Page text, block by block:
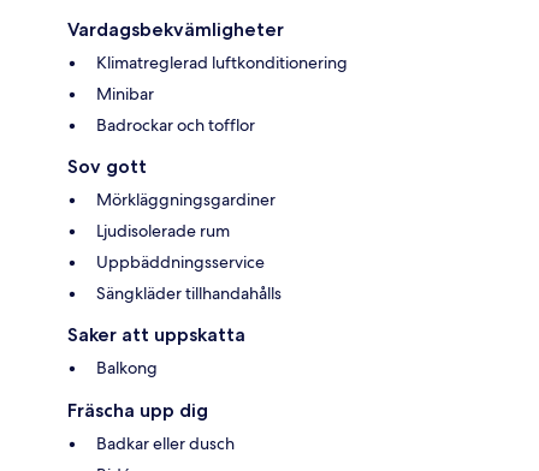
Vardagsbekvämligheter
Klimatreglerad luftkonditionering
Minibar
Badrockar och tofflor
Sov gott
Mörkläggningsgardiner
Ljudisolerade rum
Uppbäddningsservice
Sängkläder tillhandahålls
Saker att uppskatta
Balkong
Fräscha upp dig
Badkar eller dusch